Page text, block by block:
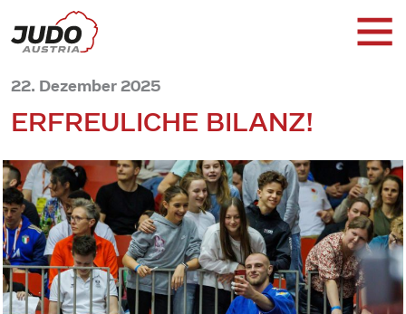
22. Dezember 2025
ERFREULICHE BILANZ!